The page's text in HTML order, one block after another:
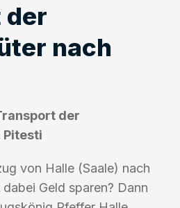
der
nach
der
Pitesti
von Halle (Saale) nach
Geld sparen? Dann